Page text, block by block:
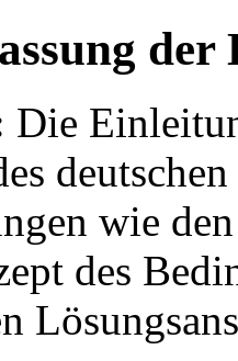
der
Die
wie
des